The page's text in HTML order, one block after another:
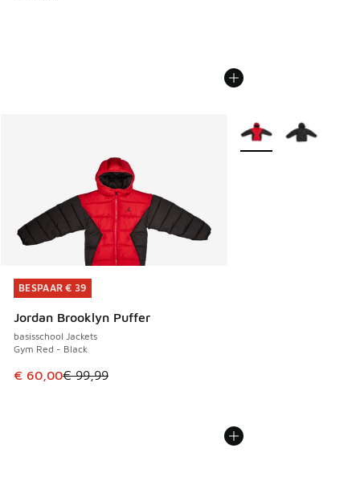
BESPAAR € 39
Jordan Brooklyn Puffer
basisschool Jackets
Gym Red - Black
Dit artikel is in de uitverkoop. Dit artikel is in de
€ 60,00€ 99,99
BESPAAR € 39
Meer kleuren